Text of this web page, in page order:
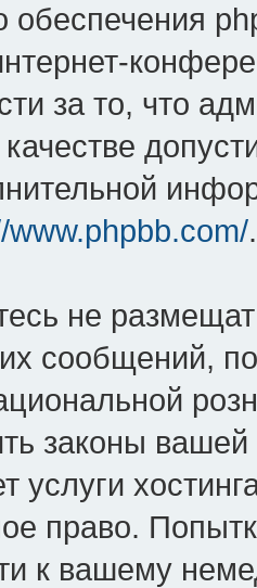
обеспечения
за то, что
www.phpbb.com/.
не
сообщений,
законы
услуги
право.
к вашему